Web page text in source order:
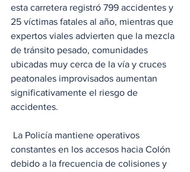
esta carretera registró 799 accidentes y
25 víctimas fatales al año, mientras que
expertos viales advierten que la mezcla
de tránsito pesado, comunidades
ubicadas muy cerca de la vía y cruces
peatonales improvisados aumentan
significativamente el riesgo de
accidentes.
constantes en los accesos hacia Colón
debido a la frecuencia de colisiones y